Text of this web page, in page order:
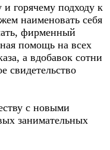
горячему подходу к
наименовать себя
фирменный
помощь на всех
а вдобавок сотни
свидетельство
с новыми
занимательных